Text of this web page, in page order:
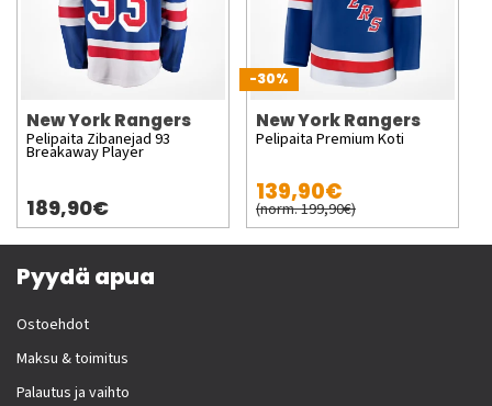
New York Rangers
Pelipaita Zibanejad 93
Breakaway Player
189,90€
-30%
New York Rangers
Pelipaita Premium Koti
139,90€
(norm. 199,90€)
Pyydä apua
Ostoehdot
Maksu & toimitus
Palautus ja vaihto